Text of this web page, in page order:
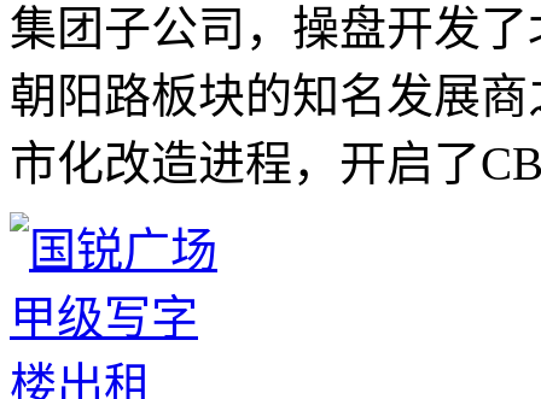
集团子公司，操盘开发
朝阳路板块的知名发展
市化改造进程，开启了